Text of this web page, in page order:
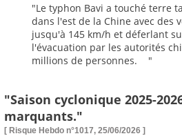
"Le typhon Bavi a touché terre
dans l'est de la Chine avec des
jusqu'à 145 km/h et déferlant
l'évacuation par les autorités
millions de personnes. "
"Saison cyclonique 2025-
marquants."
[ Risque Hebdo n°1017, 25/06/2026 ]